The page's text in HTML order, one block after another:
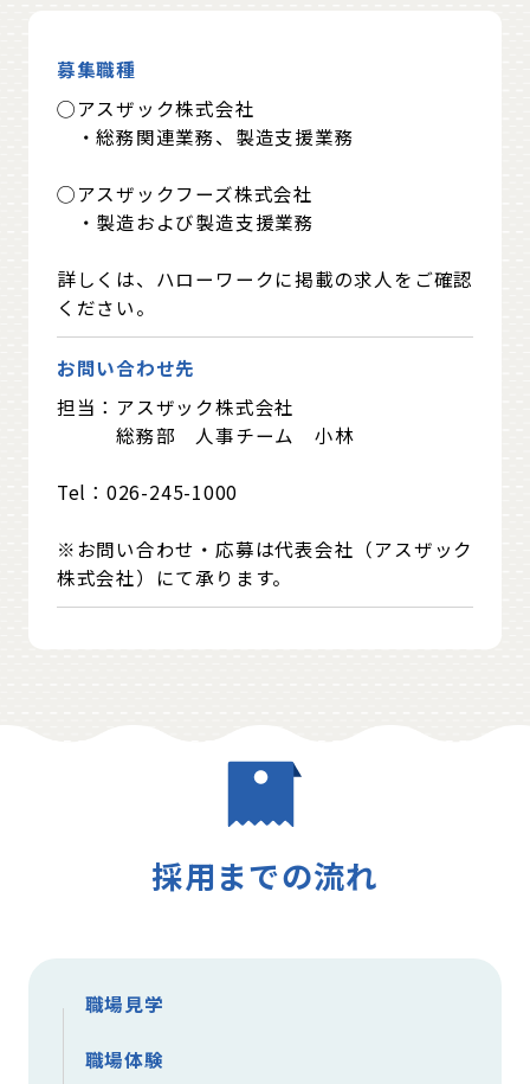
募集職種
◯アスザック株式会社
・総務関連業務、製造支援業務
◯アスザックフーズ株式会社
・製造および製造支援業務
詳しくは、ハローワークに掲載の求人をご確認
ください。
お問い合わせ先
担当：アスザック株式会社
総務部 人事チーム 小林
Tel：026-245-1000
※お問い合わせ・応募は代表会社（アスザック
株式会社）にて承ります。
採用までの流れ
職場見学
職場体験